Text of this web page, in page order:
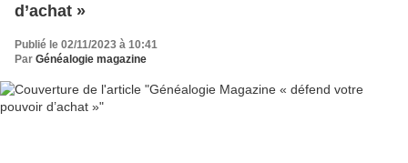
d’achat »
Publié le 02/11/2023 à 10:41
Par Généalogie magazine